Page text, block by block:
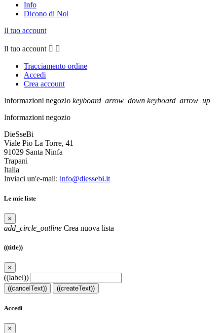
Info
Dicono di Noi
Il tuo account
Il tuo account  
Tracciamento ordine
Accedi
Crea account
Informazioni negozio keyboard_arrow_down keyboard_arrow_up
Informazioni negozio
DieSseBi
Viale Pio La Torre, 41
91029 Santa Ninfa
Trapani
Italia
Inviaci un'e-mail: info@diessebi.it
Le mie liste
×
add_circle_outline Crea nuova lista
((title))
×
((label))
((cancelText)) ((createText))
Accedi
×